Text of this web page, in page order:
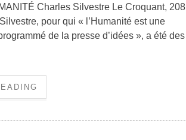
Charles Silvestre Le Croquant, 208
pour qui « l’Humanité est une
de la presse d’idées », a été des